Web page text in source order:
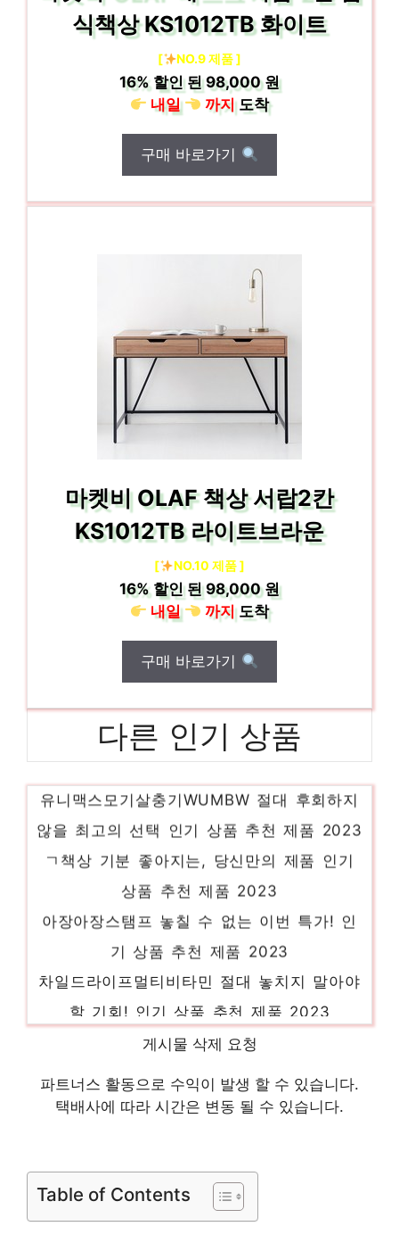
식책상 KS1012TB 화이트
[ NO.9 제품 ]
16%할인 된98,000 원
내일
까지도착
구매 바로가기
마켓비 OLAF 책상 서랍2칸
KS1012TB 라이트브라운
[ NO.10 제품 ]
16%할인 된98,000 원
내일
까지도착
구매 바로가기
다른 인기 상품
유니맥스모기살충기WUMBW 절대 후회하지
않을 최고의 선택 인기 상품 추천 제품 2023
ㄱ책상 기분 좋아지는, 당신만의 제품 인기
상품 추천 제품 2023
아장아장스탬프 놓칠 수 없는 이번 특가! 인
기 상품 추천 제품 2023
차일드라이프멀티비타민 절대 놓치지 말아야
할 기회! 인기 상품 추천 제품 2023
엘지트윈스갤러리 오늘의 스페셜 아이템, 지
nmn영양제 제한된 시간, 무한한 가치 인기
한 아이템! 인기 상품 추천 제품 2023
게시물 삭제 요청
파트너스 활동으로 수익이 발생 할 수 있습니다.
택배사에 따라 시간은 변동 될 수 있습니다.
Table of Contents